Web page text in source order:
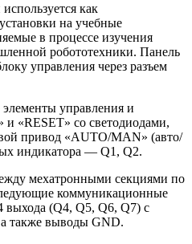
как
на учебные
в процессе изучения
робототехники. Панель
управления через разъем
управления и
«RESET» со светодиодами,
привод «AUTO/MAN» (авто/
индикатора — Q1, Q2.
мехатронными секциями по
коммуникационные
выхода (Q4, Q5, Q6, Q7) с
также выводы GND.